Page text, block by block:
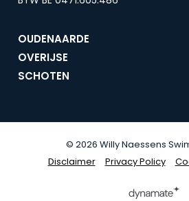
OUDENAARDE
OVERIJSE
SCHOTEN
© 2026 Willy Naessens
Disclaimer
Disclaimer Privacy Policy